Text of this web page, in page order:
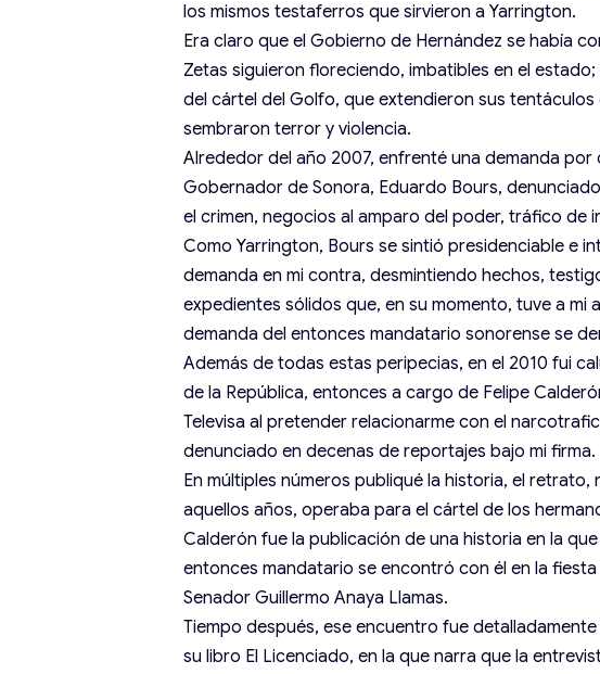
los mismos testaferros que sirvieron a Yarrington.
Era claro que el Gobierno de Hernández se había
Zetas siguieron floreciendo, imbatibles en el
del cártel del Golfo, que extendieron sus
sembraron terror y violencia.
Alrededor del año 2007, enfrenté una demanda
Gobernador de Sonora, Eduardo Bours,
el crimen, negocios al amparo del poder, tráfico de
Como Yarrington, Bours se sintió presidenciable e
demanda en mi contra, desmintiendo hechos,
expedientes sólidos que, en su momento, tuve a mi
demanda del entonces mandatario sonorense se
Además de todas estas peripecias, en el 2010 fui
de la República, entonces a cargo de Felipe
Televisa al pretender relacionarme con el
denunciado en decenas de reportajes bajo mi firma.
En múltiples números publiqué la historia, el
aquellos años, operaba para el cártel de los
Calderón fue la publicación de una historia en la
entonces mandatario se encontró con él en la
Senador Guillermo Anaya Llamas.
Tiempo después, ese encuentro fue
su libro El Licenciado, en la que narra que la